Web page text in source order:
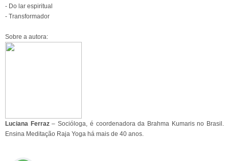
- Do lar espiritual
- Transformador
Sobre a autora:
Luciana Ferraz– Socióloga, é coordenadora da Brahma Kumaris no Brasil.
Ensina Meditação Raja Yoga há mais de 40 anos.